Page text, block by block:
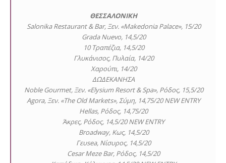
ΘΕΣΣΑΛΟΝΙΚΗ
Salonika Restaurant & Bar, Ξεν. «Makedonia Palace», 15/20
Grada Nuevo, 14,5/20
10 Τραπέζια, 14,5/20
Γλυκάνισος, Πυλαία, 14/20
Χαρούπι, 14/20
ΔΩΔΕΚΑΝΗΣΑ
Noble Gourmet, Ξεν. «Elysium Resort & Spa», Ρόδος, 15,5/20
Agora, Ξεν. «The Old Markets», Σύμη, 14,75/20 NEW ENTRY
Hellas, Ρόδος, 14,75/20
Άκρες, Ρόδος, 14,5/20 NEW ENTRY
Broadway, Κως, 14,5/20
Γευsea, Νίσυρος, 14,5/20
Cesar Meze Bar, Ρόδος, 14,5/20